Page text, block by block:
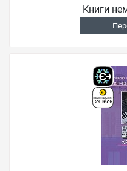
Книги